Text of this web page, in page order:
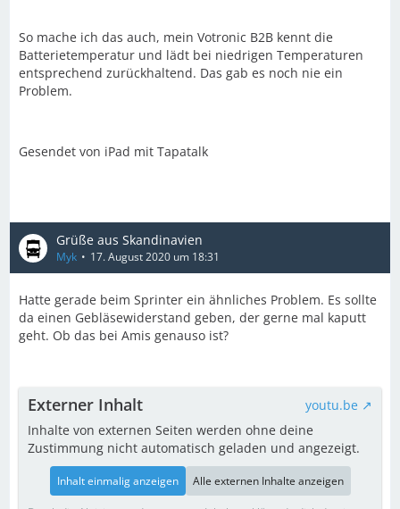
So mache ich das auch, mein Votronic B2B kennt die
Batterietemperatur und lädt bei niedrigen Temperaturen
entsprechend zurückhaltend. Das gab es noch nie ein
Problem.
Gesendet von iPad mit Tapatalk
Grüße aus Skandinavien
Myk 17. August 2020 um 18:31
Hatte gerade beim Sprinter ein ähnliches Problem. Es sollte
da einen Gebläsewiderstand geben, der gerne mal kaputt
geht. Ob das bei Amis genauso ist?
Externer Inhalt
youtu.be
Inhalte von externen Seiten werden ohne deine
Zustimmung nicht automatisch geladen und angezeigt.
Inhalt einmalig anzeigen Alle externen Inhalte anzeigen